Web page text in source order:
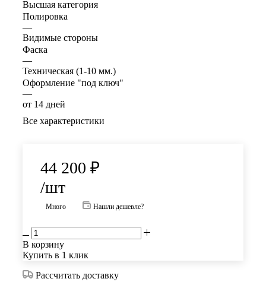
Высшая категория
Полировка
—
Видимые стороны
Фаска
—
Техническая (1-10 мм.)
Оформление "под ключ"
—
от 14 дней
Все характеристики
44 200 ₽
/шт
Много Нашли дешевле?
В корзину
Купить в 1 клик
Рассчитать доставку